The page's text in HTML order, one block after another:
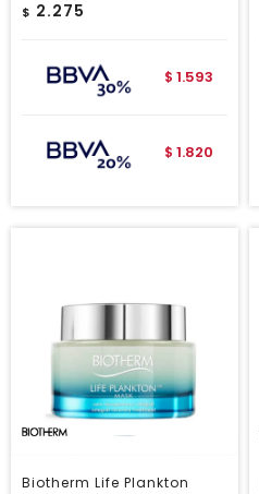
$ 2.275
$ 1.593
$ 1.820
Biotherm Life Plankton